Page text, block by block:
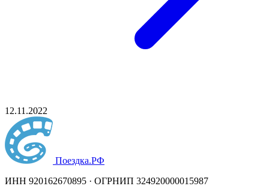
12.11.2022
Поездка.РФ
ИНН 920162670895 · ОГРНИП 324920000015987